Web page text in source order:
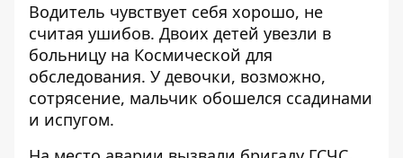
Водитель чувствует себя хорошо, не
считая ушибов. Двоих детей увезли в
больницу на Космической для
обследования. У девочки, возможно,
сотрясение, мальчик обошелся ссадинами
и испугом.